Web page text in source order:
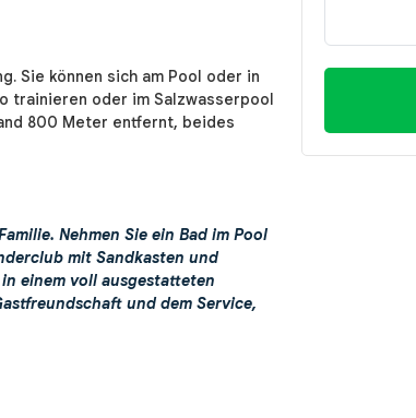
Sie können sich am Pool oder in
trainieren oder im Salzwasserpool
800 Meter entfernt, beides
Nehmen Sie ein Bad im Pool
mit Sandkasten und
einem voll ausgestatteten
und dem Service,